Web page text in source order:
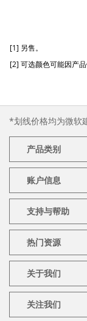
[1] 另售。
[2] 可选颜色可能因产品
*划线价格均为微软
产品类别
账户信息
支持与帮助
热门资源
关于我们
关注我们